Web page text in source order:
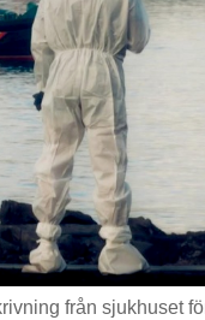
från sjukhuset